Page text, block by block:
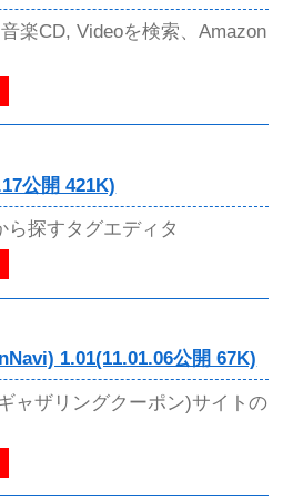
楽CD, Videoを検索、Amazon
公開 421K)
ら探すタグエディタ
1.01(11.01.06公開 67K)
ャザリングクーポン)サイトの